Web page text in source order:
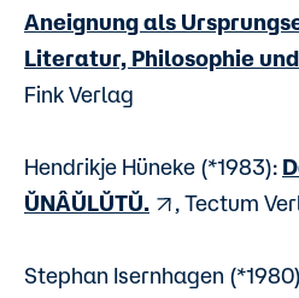
Aneignung als
Literatur, Philosophie
Fink Verlag
Hendrikje Hüneke (*1983):
ŬNÂŬLŬTŬ.
, Tectum
Stephan Isernhagen